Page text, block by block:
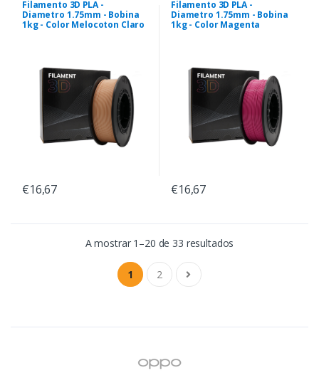
Filamento 3D PLA -
Diametro 1.75mm - Bobina
1kg - Color Melocoton Claro
€16,67
Filamento 3D PLA -
Diametro 1.75mm - Bobina
1kg - Color Magenta
€16,67
A mostrar 1–20 de 33 resultados
1 2